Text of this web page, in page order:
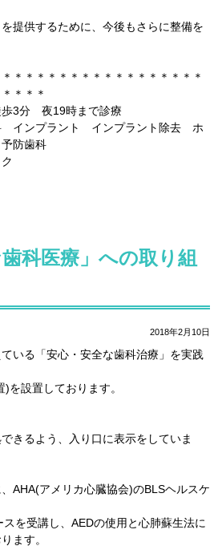
を提供するために、今後もさらに整備を
＊＊＊＊＊＊＊＊＊＊＊＊＊＊＊＊＊
＊＊＊
3分 夜19時まで診療
ンプラント インプラント除去 ホ
防歯科
歯科医療」への取り組
2018年2月10日
いる「安心・安全な歯科治療」を実践
を設置しております。
きるよう、入り口に表示をしていま
AHA(アメリカ心臓協会)のBLSヘルスケ
を受講し、AEDの使用と心肺蘇生法に
ます。